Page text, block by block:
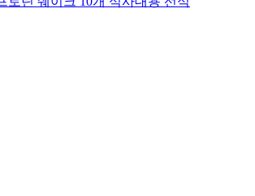
로틴 쉐이크 10개 식사대용 선식